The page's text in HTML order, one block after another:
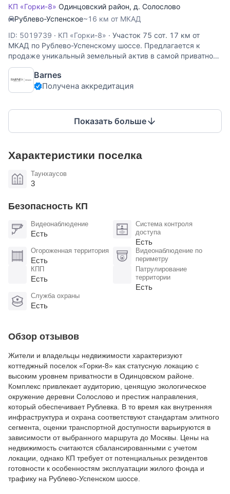
КП «Горки-8» Одинцовский район, д. Солослово
Рублево-Успенское~16 км от МКАД
ID: 5019739 · КП «Горки-8» · Участок 75 сот. 17 км от
МКАД по Рублево-Успенскому шоссе. Предлагается к
продаже уникальный земельный актив в самой приватной
и охраняемой части премиального коттеджного поселка
«Горки-8». Полная тишина, вековые сосны и абсолютное
уединение вдали
Barnes
Получена аккредитация
Показать больше
Характеристики поселка
Таунхаусов
3
Безопасность КП
Видеонаблюдение
Есть
Система контроля
доступа
Есть
Огороженная территория
Есть
Видеонаблюдение по
периметру
КПП
Есть
Патрулирование
территории
Есть
Служба охраны
Есть
Обзор отзывов
Жители и владельцы недвижимости характеризуют
коттеджный поселок «Горки-8» как статусную локацию с
высоким уровнем приватности в Одинцовском районе.
Комплекс привлекает аудиторию, ценящую экологическое
окружение деревни Солослово и престиж направления,
который обеспечивает Рублевка. В то время как внутренняя
инфраструктура и охрана соответствуют стандартам элитного
сегмента, оценки транспортной доступности варьируются в
зависимости от выбранного маршрута до Москвы. Цены на
недвижимость считаются сбалансированными с учетом
локации, однако КП требует от потенциальных резидентов
готовности к особенностям эксплуатации жилого фонда и
трафику на Рублево-Успенском шоссе.